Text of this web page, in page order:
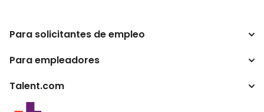
Para solicitantes de empleo
Buscador de trabajo
Para empleadores
Empresa
Talent.com